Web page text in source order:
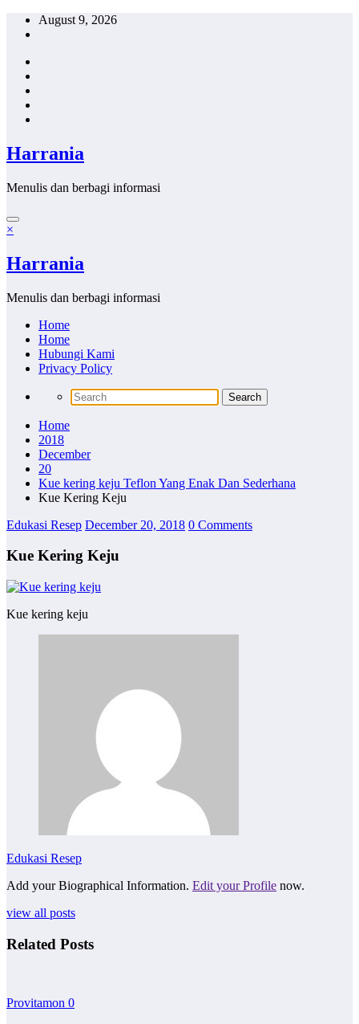
Skip
August 9, 2026
Harrania
Menulis dan berbagi informasi
×
Harrania
Menulis dan berbagi informasi
Home
Home
Hubungi Kami
Privacy Policy
Home
2018
December
20
Kue kering keju Teflon Yang Enak Dan Sederhana
Kue Kering Keju
Edukasi Resep December 20, 2018 0 Comments
Kue Kering Keju
Kue kering keju
Edukasi Resep
Add your Biographical Information. Edit your Profile now.
view all posts
Related Posts
Provitamon 0